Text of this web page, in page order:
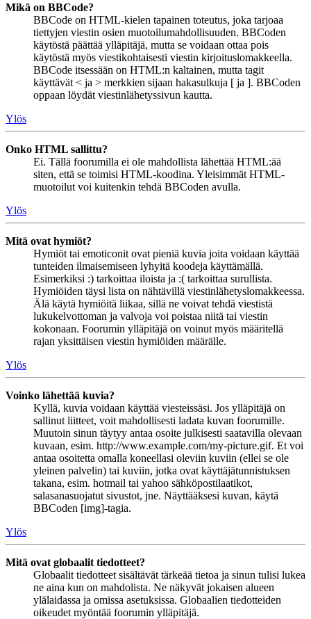
Mikä on BBCode?
BBCode on HTML-kielen tapainen toteutus, joka tarjoaa
tiettyjen viestin osien muotoilumahdollisuuden. BBCoden
käytöstä päättää ylläpitäjä, mutta se voidaan ottaa pois
käytöstä myös viestikohtaisesti viestin kirjoituslomakkeella.
BBCode itsessään on HTML:n kaltainen, mutta tagit
käyttävät < ja > merkkien sijaan hakasulkuja [ ja ]. BBCoden
oppaan löydät viestinlähetyssivun kautta.
Ylös
Onko HTML sallittu?
Ei. Tällä foorumilla ei ole mahdollista lähettää HTML:ää
siten, että se toimisi HTML-koodina. Yleisimmät HTML-
muotoilut voi kuitenkin tehdä BBCoden avulla.
Ylös
Mitä ovat hymiöt?
Hymiöt tai emoticonit ovat pieniä kuvia joita voidaan käyttää
tunteiden ilmaisemiseen lyhyitä koodeja käyttämällä.
Esimerkiksi :) tarkoittaa iloista ja :( tarkoittaa surullista.
Hymiöiden täysi lista on nähtävillä viestinlähetyslomakkeessa.
Älä käytä hymiöitä liikaa, sillä ne voivat tehdä viestistä
lukukelvottoman ja valvoja voi poistaa niitä tai viestin
kokonaan. Foorumin ylläpitäjä on voinut myös määritellä
rajan yksittäisen viestin hymiöiden määrälle.
Ylös
Voinko lähettää kuvia?
Kyllä, kuvia voidaan käyttää viesteissäsi. Jos ylläpitäjä on
sallinut liitteet, voit mahdollisesti ladata kuvan foorumille.
Muutoin sinun täytyy antaa osoite julkisesti saatavilla olevaan
kuvaan, esim. http://www.example.com/my-picture.gif. Et voi
antaa osoitetta omalla koneellasi oleviin kuviin (ellei se ole
yleinen palvelin) tai kuviin, jotka ovat käyttäjätunnistuksen
takana, esim. hotmail tai yahoo sähköpostilaatikot,
salasanasuojatut sivustot, jne. Näyttääksesi kuvan, käytä
BBCoden [img]-tagia.
Ylös
Mitä ovat globaalit tiedotteet?
Globaalit tiedotteet sisältävät tärkeää tietoa ja sinun tulisi lukea
ne aina kun on mahdolista. Ne näkyvät jokaisen alueen
ylälaidassa ja omissa asetuksissa. Globaalien tiedotteiden
oikeudet myöntää foorumin ylläpitäjä.